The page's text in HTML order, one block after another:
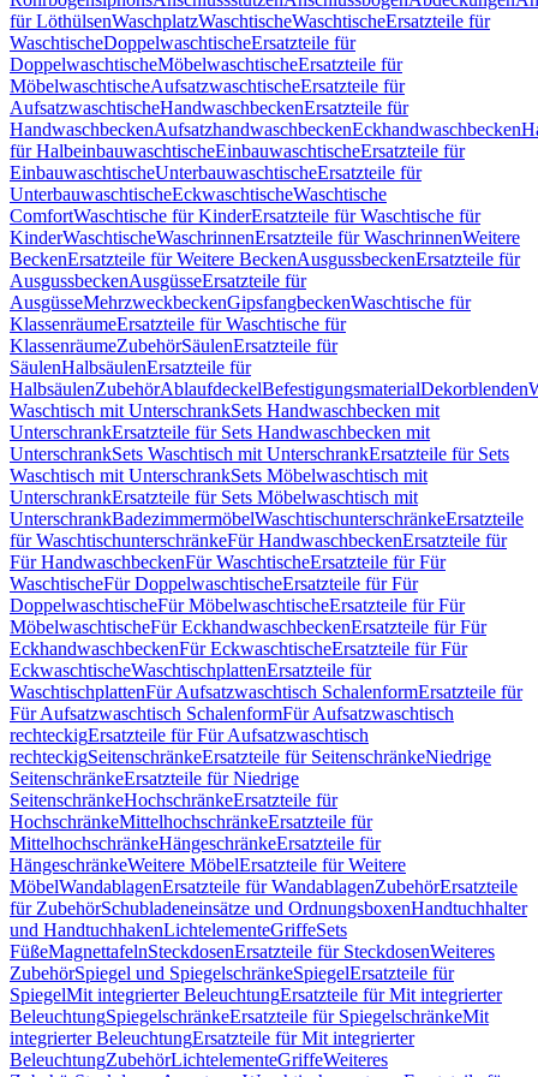
für LöthülsenWaschplatzWaschtischeWaschtischeErsatzteile für
WaschtischeDoppelwaschtischeErsatzteile für
DoppelwaschtischeMöbelwaschtischeErsatzteile für
MöbelwaschtischeAufsatzwaschtischeErsatzteile für
AufsatzwaschtischeHandwaschbeckenErsatzteile für
HandwaschbeckenAufsatzhandwaschbeckenEckhandwaschbecken
für HalbeinbauwaschtischeEinbauwaschtischeErsatzteile für
EinbauwaschtischeUnterbauwaschtischeErsatzteile für
UnterbauwaschtischeEckwaschtischeWaschtische
ComfortWaschtische für KinderErsatzteile für Waschtische für
KinderWaschtischeWaschrinnenErsatzteile für WaschrinnenWeitere
BeckenErsatzteile für Weitere BeckenAusgussbeckenErsatzteile für
AusgussbeckenAusgüsseErsatzteile für
AusgüsseMehrzweckbeckenGipsfangbeckenWaschtische für
KlassenräumeErsatzteile für Waschtische für
KlassenräumeZubehörSäulenErsatzteile für
SäulenHalbsäulenErsatzteile für
HalbsäulenZubehörAblaufdeckelBefestigungsmaterialDekorblenden
Waschtisch mit UnterschrankSets Handwaschbecken mit
UnterschrankErsatzteile für Sets Handwaschbecken mit
UnterschrankSets Waschtisch mit UnterschrankErsatzteile für Sets
Waschtisch mit UnterschrankSets Möbelwaschtisch mit
UnterschrankErsatzteile für Sets Möbelwaschtisch mit
UnterschrankBadezimmermöbelWaschtischunterschränkeErsatzteile
für WaschtischunterschränkeFür HandwaschbeckenErsatzteile für
Für HandwaschbeckenFür WaschtischeErsatzteile für Für
WaschtischeFür DoppelwaschtischeErsatzteile für Für
DoppelwaschtischeFür MöbelwaschtischeErsatzteile für Für
MöbelwaschtischeFür EckhandwaschbeckenErsatzteile für Für
EckhandwaschbeckenFür EckwaschtischeErsatzteile für Für
EckwaschtischeWaschtischplattenErsatzteile für
WaschtischplattenFür Aufsatzwaschtisch SchalenformErsatzteile für
Für Aufsatzwaschtisch SchalenformFür Aufsatzwaschtisch
rechteckigErsatzteile für Für Aufsatzwaschtisch
rechteckigSeitenschränkeErsatzteile für SeitenschränkeNiedrige
SeitenschränkeErsatzteile für Niedrige
SeitenschränkeHochschränkeErsatzteile für
HochschränkeMittelhochschränkeErsatzteile für
MittelhochschränkeHängeschränkeErsatzteile für
HängeschränkeWeitere MöbelErsatzteile für Weitere
MöbelWandablagenErsatzteile für WandablagenZubehörErsatzteile
für ZubehörSchubladeneinsätze und OrdnungsboxenHandtuchhalter
und HandtuchhakenLichtelementeGriffeSets
FüßeMagnettafelnSteckdosenErsatzteile für SteckdosenWeiteres
ZubehörSpiegel und SpiegelschränkeSpiegelErsatzteile für
SpiegelMit integrierter BeleuchtungErsatzteile für Mit integrierter
BeleuchtungSpiegelschränkeErsatzteile für SpiegelschränkeMit
integrierter BeleuchtungErsatzteile für Mit integrierter
BeleuchtungZubehörLichtelementeGriffeWeiteres